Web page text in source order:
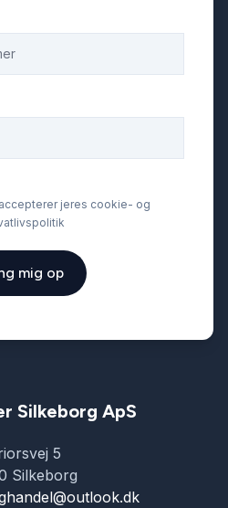
jeres cookie- og
mig op
Silkeborg ApS
5
Silkeborg